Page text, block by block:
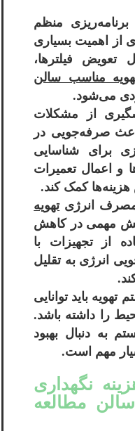
منظم
از اهمیت بسیاری
فیلترها،
مناسب سالن
می‌شود.
از مشکلات
صرفه‌جویی در
برای شناسایی
و اعمال تعمیرات
هزینه‌ها کمک کند.
مصرف انرژیتهویه
مهمی در کاهش
از تجهیزات با
انرژی به تقلیل
تهویه باید توانایی
را داشته باشد.
به دنبال بهبود
مهم است.
نگهداری
مطالعه